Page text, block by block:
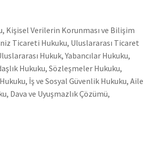
Kişisel Verilerin Korunması ve Bilişim
Ticareti Hukuku, Uluslararası Ticaret
Hukuk, Yabancılar Hukuku,
Hukuku, Sözleşmeler Hukuku,
İş ve Sosyal Güvenlik Hukuku, Aile
Dava ve Uyuşmazlık Çözümü,